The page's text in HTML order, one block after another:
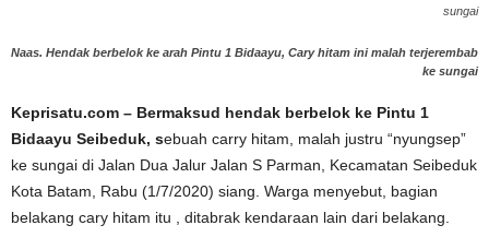
sungai
Naas. Hendak berbelok ke arah Pintu 1 Bidaayu, Cary hitam ini malah terjerembab
ke sungai
Keprisatu.com – Bermaksud hendak berbelok ke Pintu 1
Bidaayu Seibeduk, sebuah carry hitam, malah justru “nyungsep”
ke sungai di Jalan Dua Jalur Jalan S Parman, Kecamatan Seibeduk
Kota Batam, Rabu (1/7/2020) siang. Warga menyebut, bagian
belakang cary hitam itu , ditabrak kendaraan lain dari belakang.